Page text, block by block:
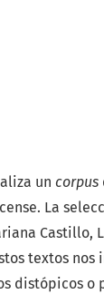
un corpus
La
Castillo,
textos nos
distópicos o